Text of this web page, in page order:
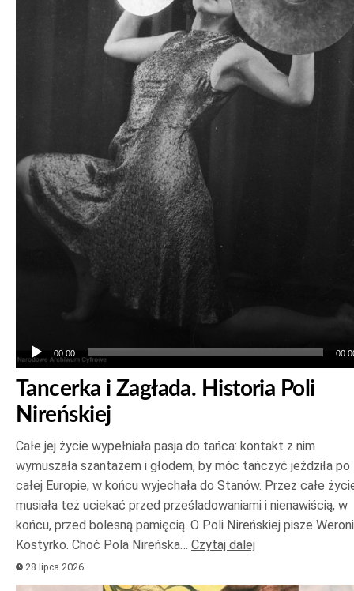
00:00
Tancerka i Zagłada. Historia Poli
Nireńskiej
Całe jej życie wypełniała pasja do tańca: kontakt z nim
wymuszała szantażem i głodem, by móc tańczyć jeździła po
całej Europie, w końcu wyjechała do Stanów. Przez całe
musiała też uciekać przed prześladowaniami i nienawiścią, w
końcu, przed bolesną pamięcią. O Poli Nireńskiej pisze
Kostyrko. Choć Pola Nireńska… Czytaj dalej
28 lipca 2026